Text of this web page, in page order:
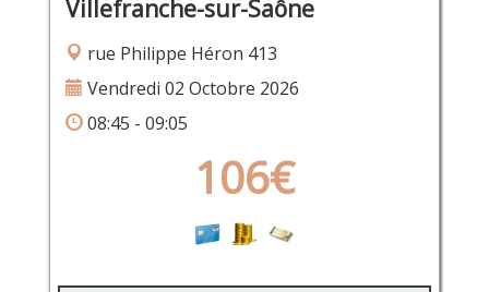
Villefranche-sur-Saône
rue Philippe Héron 413
Vendredi 02 Octobre 2026
08:45 - 09:05
106€